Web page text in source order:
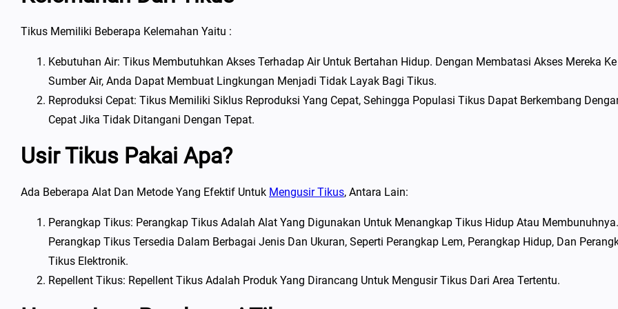
Tikus Memiliki Beberapa Kelemahan Yaitu :
Kebutuhan Air: Tikus Membutuhkan Akses Terhadap Air Untuk Bertahan Hidup. Dengan Membatasi Akses Mereka Ke
Sumber Air, Anda Dapat Membuat Lingkungan Menjadi Tidak Layak Bagi Tikus.
Reproduksi Cepat: Tikus Memiliki Siklus Reproduksi Yang Cepat, Sehingga Populasi Tikus Dapat Berkembang
Cepat Jika Tidak Ditangani Dengan Tepat.
Usir Tikus Pakai Apa?
Ada Beberapa Alat Dan Metode Yang Efektif Untuk Mengusir Tikus, Antara Lain:
Perangkap Tikus: Perangkap Tikus Adalah Alat Yang Digunakan Untuk Menangkap Tikus Hidup Atau Membunuhnya.
Perangkap Tikus Tersedia Dalam Berbagai Jenis Dan Ukuran, Seperti Perangkap Lem, Perangkap Hidup, Dan
Tikus Elektronik.
Repellent Tikus: Repellent Tikus Adalah Produk Yang Dirancang Untuk Mengusir Tikus Dari Area Tertentu.